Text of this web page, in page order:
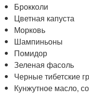
Брокколи
Цветная капуста
Морковь
Шампиньоны
Помидор
Зеленая фасоль
Черные тибетские
Кунжутное масло,